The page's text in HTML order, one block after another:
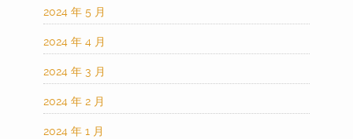
2024 年 5 月
2024 年 4 月
2024 年 3 月
2024 年 2 月
2024 年 1 月